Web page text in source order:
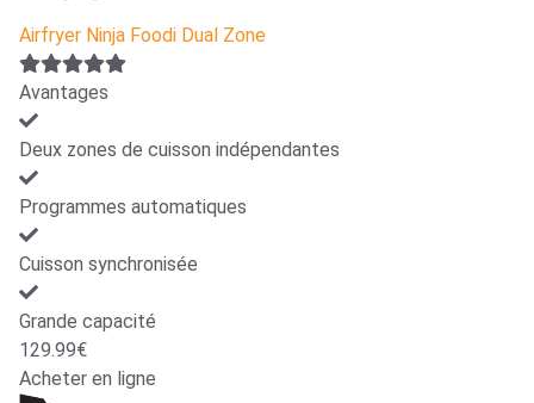
Airfryer Ninja Foodi Dual Zone
Avantages
Deux zones de cuisson indépendantes
Programmes automatiques
Cuisson synchronisée
Grande capacité
129.99€
Acheter en ligne